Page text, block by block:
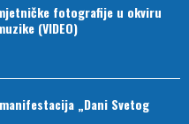
fotografije u okviru
(VIDEO)
„Dani Svetog